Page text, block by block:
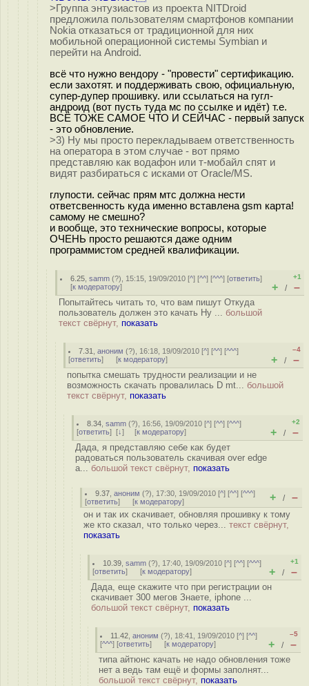
>Группа энтузиастов из проекта NITDroid
предложила пользователям смартфонов компании
Nokia отказаться от традиционной для них
мобильной операционной системы Symbian и
перейти на Android.
всё что нужно вендору - "провести" сертификацию.
если захотят. и поддерживать свою, официальную,
супер-дупер прошивку. или ссылаться на гугл-
андроид (вот пусть туда мс по ссылке и идёт) т.е.
ВСЁ ТОЖЕ САМОЕ ЧТО И СЕЙЧАС - первый запуск
- это обновление.
>3) Ну мы просто перекладываем ответственность
на оператора в этом случае - вот прямо
представляю как водафон или т-мобайл спят и
видят разбираться с исками от Oracle/MS.
глупости. сейчас прям мтс должна нести
ответсвенность куда именно вставлена gsm карта!
самому не смешно?
и вообще, это технические вопросы, которые
ОЧЕНЬ просто решаются даже одним
программистом средней квалификации.
6.25 ,samm (?), 15:15, 19/09/2010 [^] [^^] [^^^] [ответить]
[к модератору]
+1
+ / –
Попытайтесь читать то, что вам пишут Откуда
пользователь должен это качать Ну ... большой
текст свёрнут, показать
7.31 ,аноним (?), 16:18, 19/09/2010 [^] [^^] [^^^]
[ответить] [к модератору]
–4
+ / –
попытка смешать трудности реализации и не
возможность скачать провалилась D mt... большой
текст свёрнут, показать
8.34 ,samm (?), 16:56, 19/09/2010 [^] [^^] [^^^]
[ответить] [↓] [к модератору]
+2
+ / –
Дада, я представляю себе как будет
радоваться пользователь скачивая over edge
а... большой текст свёрнут, показать
9.37 ,аноним (?), 17:30, 19/09/2010 [^] [^^] [^^^]
[ответить] [к модератору] + / –
он и так их скачивает, обновляя прошивку к тому
же кто сказал, что только через... текст свёрнут,
показать
10.39 ,samm (?), 17:40, 19/09/2010 [^] [^^] [^^^]
[ответить] [к модератору]
+1
+ / –
Дада, еще скажите что при регистрации он
скачивает 300 мегов Знаете, iphone ...
большой текст свёрнут, показать
11.42 ,аноним (?), 18:41, 19/09/2010 [^] [^^]
[^^^] [ответить] [к модератору]
–5
+ / –
типа айтюнс качать не надо обновления тоже
нет а ведь там ещё и формы заполнят...
большой текст свёрнут, показать